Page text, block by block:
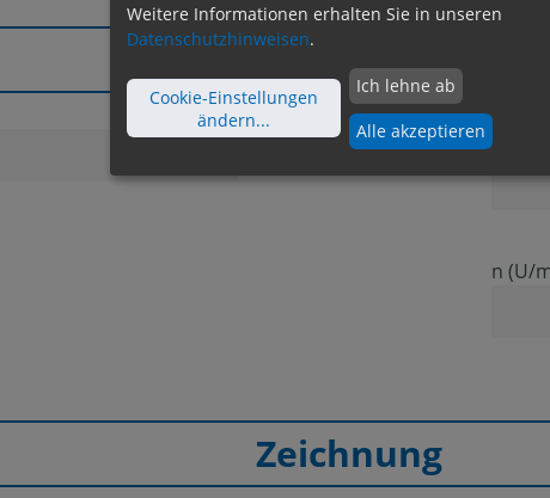
Maschine
n (U/
Zeichnung
Weitere Informationen erhalten Sie in unseren
Datenschutzhinweisen.
Cookie-Einstellungen
ändern...
Ich lehne ab
Alle akzeptieren